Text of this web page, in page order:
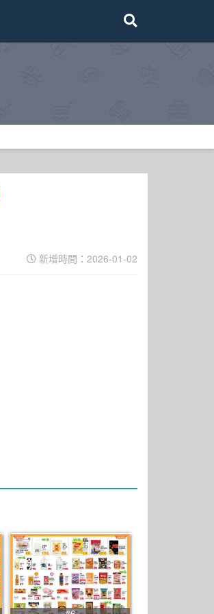
新增時間：2026-01-02